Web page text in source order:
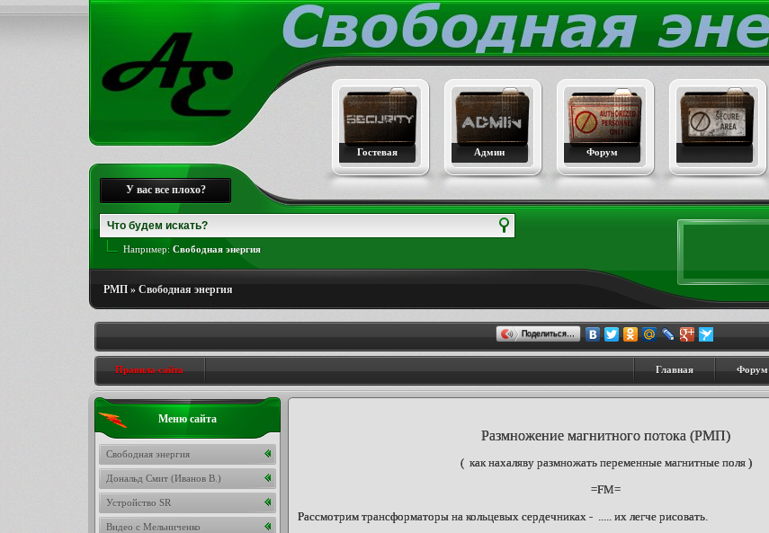
Гостевая Админ Форум
У вас все плохо?
Например: Свободная энергия
РМП » Свободная энергия
Поделиться…
Правила сайта Главная Форум
Размножение магнитного потока (РМП)
( как нахаляву размножать переменные магнитные поля )
=FM=
Рассмотрим трансформаторы на кольцевых сердечниках - ..... их легче рисовать.
Меню сайта
Свободная энергия
Дональд Смит (Иванов В.)
Устройство SR
Видео с Мельниченко